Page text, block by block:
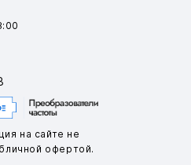
на сайте не
офертой.